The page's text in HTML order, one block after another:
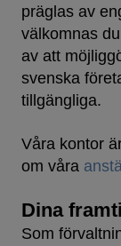
präglas av
välkomnas
av att
svenska
tillgängliga.
Våra kontor
om våra
Dina
Som